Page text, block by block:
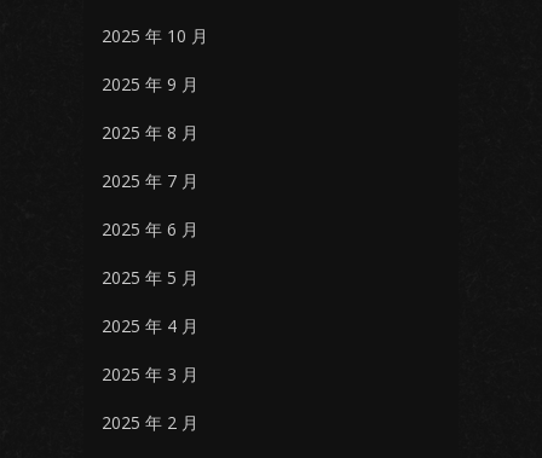
2025 年 10 月
2025 年 9 月
2025 年 8 月
2025 年 7 月
2025 年 6 月
2025 年 5 月
2025 年 4 月
2025 年 3 月
2025 年 2 月